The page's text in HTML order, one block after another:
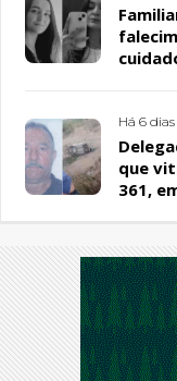
Há 6 dias
que
361,